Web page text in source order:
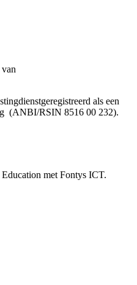
geregistreerd als een
(ANBI/RSIN 8516 00 232).
Education met Fontys ICT.